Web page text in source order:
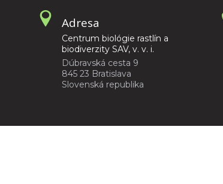
Adresa
Centrum biológie rastlín a
biodiverzity SAV, v. v. i.
Dúbravská cesta 9
845 23 Bratislava
Slovenská republika